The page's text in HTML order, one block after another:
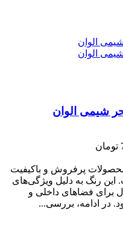
شیمی الوان
کرم روشن (کد ۸۰۱) از محصولات پرفروش و باکیفیت
رنگ به دلیل ویژگی‌های
برای فضاهای داخلی و
ادامه، بررسی...